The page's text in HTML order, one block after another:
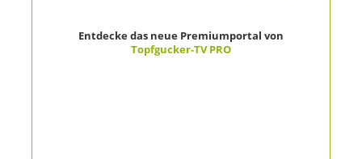
Entdecke das neue Premiumportal von
Topfgucker-TV PRO